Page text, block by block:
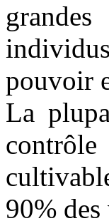
pouvoir
La
90%